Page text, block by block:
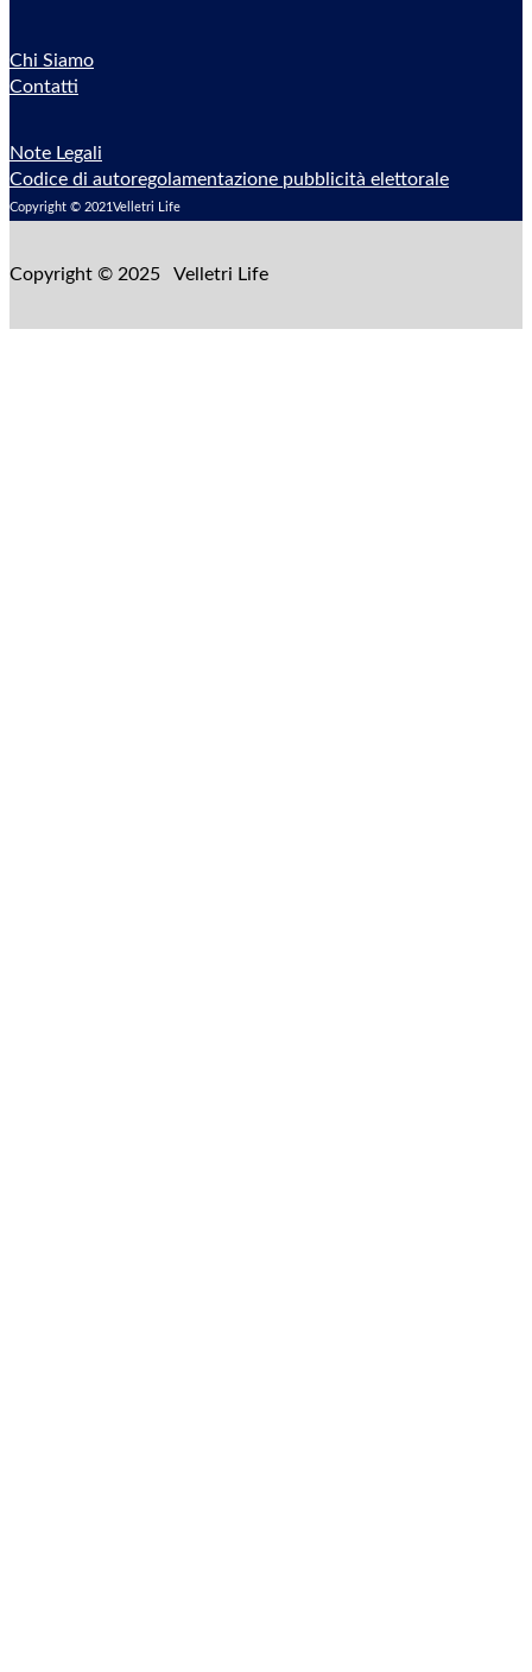
Chi Siamo
Contatti
Note Legali
Codice di autoregolamentazione pubblicità elettorale
Copyright © 2021Velletri Life
Copyright © 2025 Velletri Life